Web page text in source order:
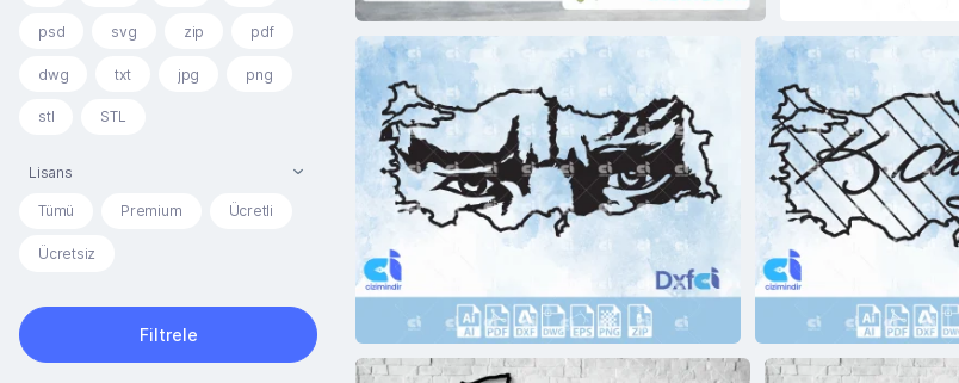
psd svg zip pdf
dwg txt jpg png
stl STL
Lisans
Tümü Premium Ücretli
Ücretsiz
Filtrele